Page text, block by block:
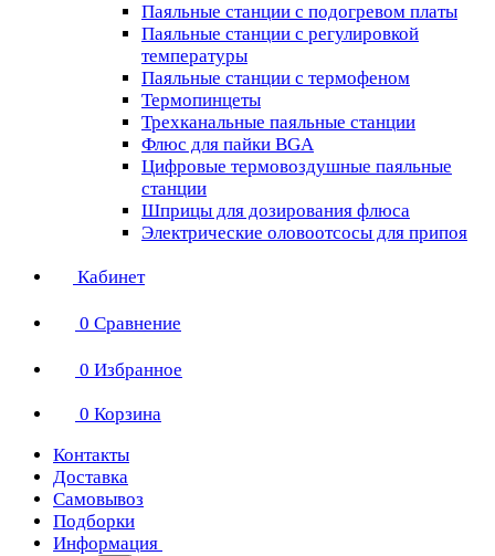
Паяльные станции с подогревом платы
Паяльные станции с регулировкой
температуры
Паяльные станции с термофеном
Термопинцеты
Трехканальные паяльные станции
Флюс для пайки BGA
Цифровые термовоздушные паяльные
станции
Шприцы для дозирования флюса
Электрические оловоотсосы для припоя
Кабинет
0 Сравнение
0 Избранное
0 Корзина
Контакты
Доставка
Самовывоз
Подборки
Информация